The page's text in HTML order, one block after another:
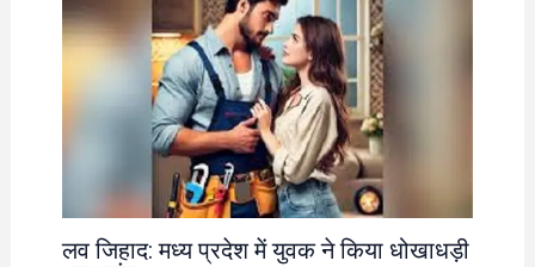
लव जिहाद: मध्य प्रदेश में युवक ने किया धोखाधड़ी